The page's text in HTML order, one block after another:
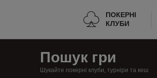
ПОКЕРНІ
КЛУБИ
Пошук гри
Шукайте покерні клуби, турніри та кеш